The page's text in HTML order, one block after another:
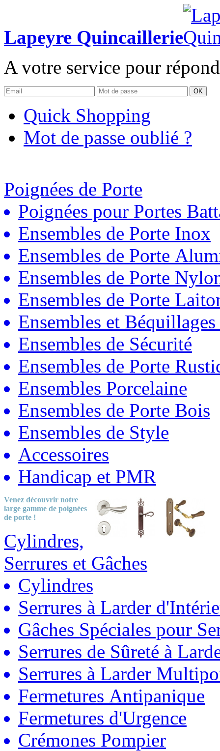
Lapeyre Quincaillerie
A votre service pour
OK
Quick Shopping
Mot de passe oublié ?
Poignées de Porte
Poignées pour Portes
Ensembles de Porte Inox
Ensembles de Porte
Ensembles de Porte
Ensembles de Porte
Ensembles et
Ensembles de Sécurité
Ensembles de Porte
Ensembles Porcelaine
Ensembles de Porte Bois
Ensembles de Style
Accessoires
Handicap et PMR
Venez découvrir notre
large gamme de poignées
de porte !
Cylindres,
Serrures et Gâches
Cylindres
Serrures à Larder
Gâches Spéciales pour
Serrures de Sûreté à
Serrures à Larder
Fermetures Antipanique
Fermetures d'Urgence
Crémones Pompier